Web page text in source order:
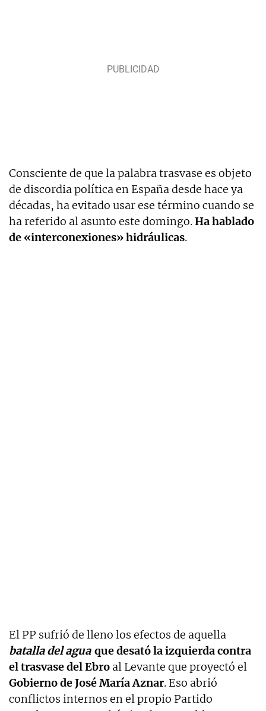
Consciente de que la palabra trasvase es objeto
de discordia política en España desde hace ya
décadas, ha evitado usar ese término cuando se
ha referido al asunto este domingo.Ha hablado
de «interconexiones» hidráulicas.
El PP sufrió de lleno los efectos de aquella
batalla del agua que desató la izquierda contra
el trasvase del Ebro al Levante que proyectó el
Gobierno de José María Aznar. Eso abrió
conflictos internos en el propio Partido